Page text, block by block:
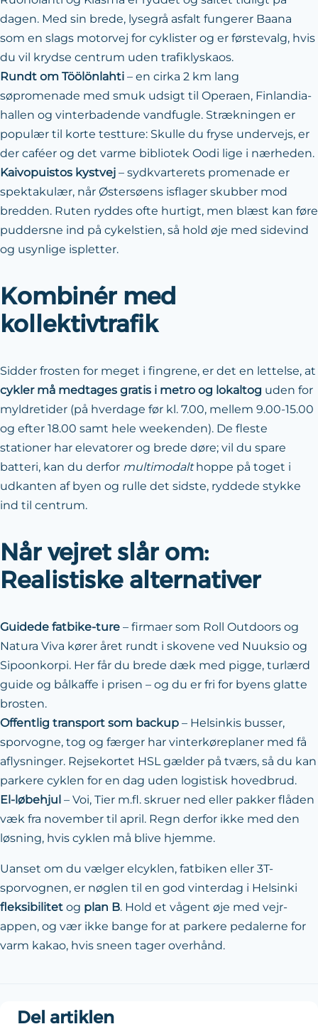
dagen. Med sin brede, lysegrå asfalt fungerer Baana
som en slags motorvej for cyklister og er førstevalg, hvis
du vil krydse centrum uden trafiklyskaos.
Rundt om Töölönlahti – en cirka 2 km lang
søpromenade med smuk udsigt til Operaen, Finlandia-
hallen og vinterbadende vandfugle. Strækningen er
populær til korte testture: Skulle du fryse undervejs, er
der caféer og det varme bibliotek Oodi lige i nærheden.
Kaivopuistos kystvej – sydkvarterets promenade er
spektakulær, når Østersøens isflager skubber mod
bredden. Ruten ryddes ofte hurtigt, men blæst kan føre
puddersne ind på cykelstien, så hold øje med sidevind
og usynlige ispletter.
Kombinér med
kollektivtrafik
Sidder frosten for meget i fingrene, er det en lettelse, at
cykler må medtages gratis i metro og lokaltog uden for
myldretider (på hverdage før kl. 7.00, mellem 9.00-15.00
og efter 18.00 samt hele weekenden). De fleste
stationer har elevatorer og brede døre; vil du spare
batteri, kan du derfor multimodalthoppe på toget i
udkanten af byen og rulle det sidste, ryddede stykke
ind til centrum.
Når vejret slår om:
Realistiske alternativer
Guidede fatbike-ture – firmaer som Roll Outdoors og
Natura Viva kører året rundt i skovene ved Nuuksio og
Sipoonkorpi. Her får du brede dæk med pigge, turlærd
guide og bålkaffe i prisen – og du er fri for byens glatte
brosten.
Offentlig transport som backup – Helsinkis busser,
sporvogne, tog og færger har vinterkøreplaner med få
aflysninger. Rejsekortet HSL gælder på tværs, så du kan
parkere cyklen for en dag uden logistisk hovedbrud.
El-løbehjul – Voi, Tier m.fl. skruer ned eller pakker flåden
væk fra november til april. Regn derfor ikke med den
løsning, hvis cyklen må blive hjemme.
Uanset om du vælger elcyklen, fatbiken eller 3T-
sporvognen, er nøglen til en god vinterdag i Helsinki
fleksibilitet og plan B. Hold et vågent øje med vejr-
appen, og vær ikke bange for at parkere pedalerne for
varm kakao, hvis sneen tager overhånd.
Del artiklen